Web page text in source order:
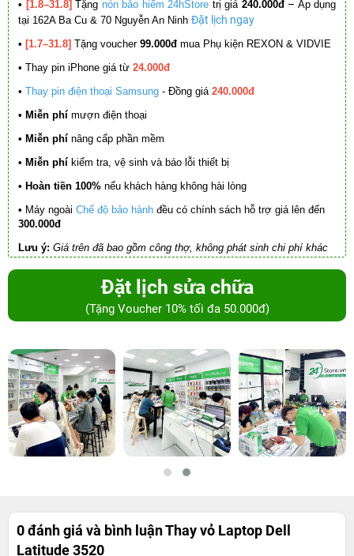
• [1.8–31.8] Tặng nón bảo hiểm 24hStore trị giá 240.000đ – Áp dụng
tại 162A Ba Cu & 70 Nguyễn An Ninh Đặt lịch ngay
• [1.7–31.8] Tặng voucher 99.000đ mua Phụ kiện REXON & VIDVIE
• Thay pin iPhone giá từ 24.000đ
• Thay pin điện thoại Samsung - Đồng giá 240.000đ
• Miễn phí mượn điện thoại
• Miễn phí nâng cấp phần mềm
• Miễn phí kiểm tra, vệ sinh và báo lỗi thiết bị
• Hoàn tiền 100% nếu khách hàng không hài lòng
• Máy ngoài Chế độ bảo hành đều có chính sách hỗ trợ giá lên đến
300.000đ
Lưu ý: Giá trên đã bao gồm công thợ, không phát sinh chi phí khác
Đặt lịch sửa chữa
(Tặng Voucher 10% tối đa 50.000đ)
0 đánh giá và bình luậnThay vỏ Laptop Dell
Latitude 3520